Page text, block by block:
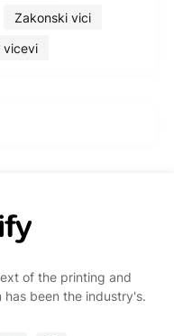
Zakonski vici
vicevi
of the printing and
been the industry's.